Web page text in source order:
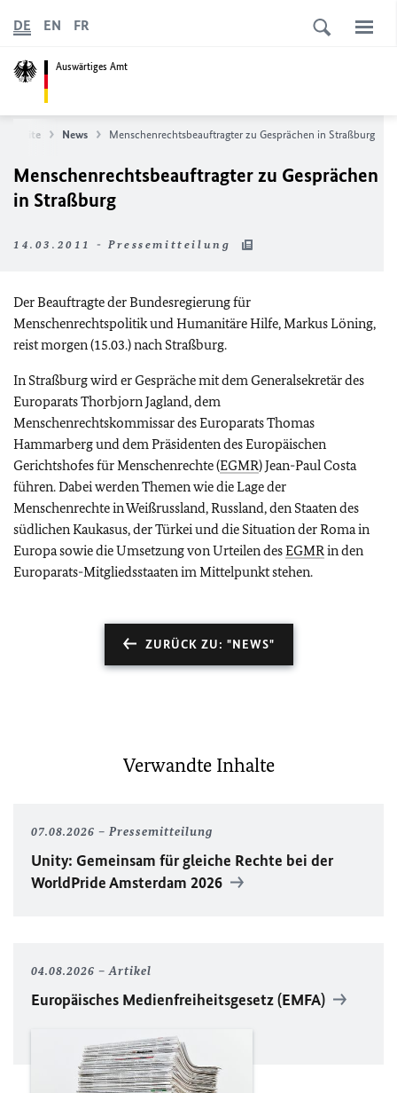
Auswärtiges Amt
DE EN FR
News Menschenrechtsbeauftragter zu Gesprächen in Straßburg
Menschenrechtsbeauftragter zu Gesprächen
in Straßburg
14.03.2011 - Pressemitteilung
Der Beauftragte der Bundesregierung für
Menschenrechtspolitik und Humanitäre Hilfe, Markus Löning,
reist morgen (15.03.) nach Straßburg.
In Straßburg wird er Gespräche mit dem Generalsekretär des
Europarats Thorbjorn Jagland, dem
Menschenrechtskommissar des Europarats Thomas
Hammarberg und dem Präsidenten des Europäischen
Gerichtshofes für Menschenrechte (EGMR) Jean-Paul Costa
führen. Dabei werden Themen wie die Lage der
Menschenrechte in Weißrussland, Russland, den Staaten des
südlichen Kaukasus, der Türkei und die Situation der Roma in
Europa sowie die Umsetzung von Urteilen desEGMRin den
Europarats-Mitgliedsstaaten im Mittelpunkt stehen.
ZURÜCK ZU: "NEWS"
Verwandte Inhalte
07.08.2026 Pressemitteilung
Unity: Gemeinsam für gleiche Rechte bei der
WorldPrideAmsterdam 2026
04.08.2026 Artikel
Europäisches Medienfreiheitsgesetz (EMFA)